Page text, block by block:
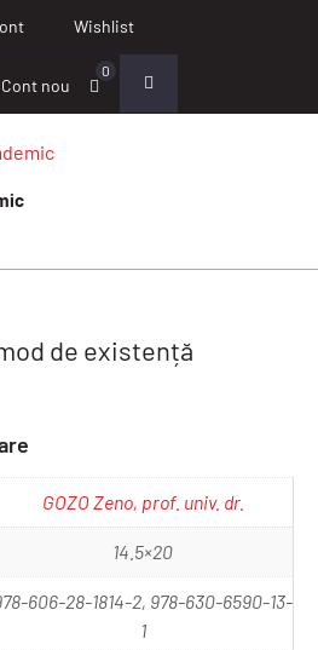
Wishlist
nou
0
de existență
GOZO Zeno, prof. univ. dr.
14.5×20
606-28-1814-2, 978-630-6590-13-
1